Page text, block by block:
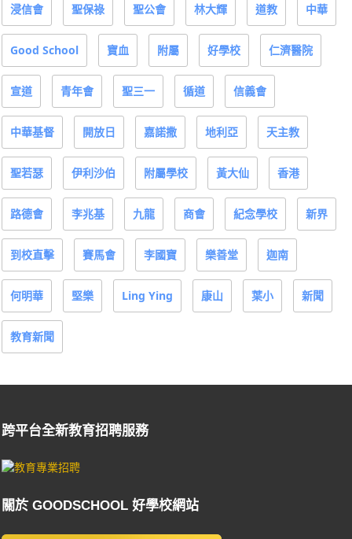
浸信會 聖保祿 聖公會 林大輝 道教 中華
Good School 寶血 附屬 好學校 仁濟醫院
宣道 青年會 聖三一 循道 信義會
中華基督 開放日 嘉諾撒 地利亞 天主教
聖若瑟 伊利沙伯 附屬學校 黃大仙 香港
路德會 李兆基 九龍 商會 紀念學校 新界
到校直擊 賽馬會 李國寶 樂善堂 迦南
何明華 堅樂 Ling Ying 康山 葉小 新聞
教育新聞
跨平台全新教育招聘服務
關於 GOODSCHOOL 好學校網站